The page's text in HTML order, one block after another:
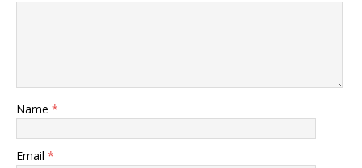
Name *
Email *